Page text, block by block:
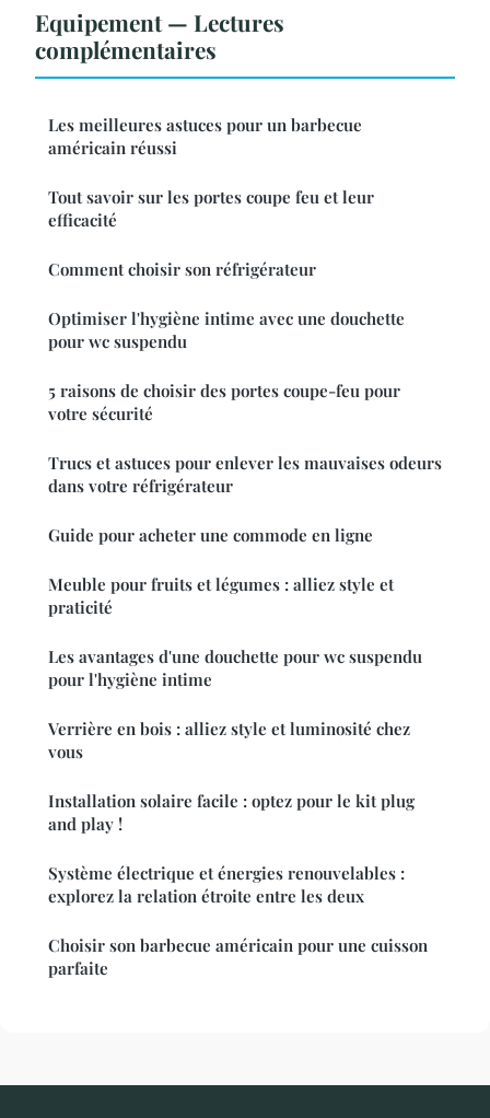
Equipement — Lectures
complémentaires
Les meilleures astuces pour un barbecue
américain réussi
Tout savoir sur les portes coupe feu et leur
efficacité
Comment choisir son réfrigérateur
Optimiser l'hygiène intime avec une douchette
pour wc suspendu
5 raisons de choisir des portes coupe-feu pour
votre sécurité
Trucs et astuces pour enlever les mauvaises odeurs
dans votre réfrigérateur
Guide pour acheter une commode en ligne
Meuble pour fruits et légumes : alliez style et
praticité
Les avantages d'une douchette pour wc suspendu
pour l'hygiène intime
Verrière en bois : alliez style et luminosité chez
vous
Installation solaire facile : optez pour le kit plug
and play !
Système électrique et énergies renouvelables :
explorez la relation étroite entre les deux
Choisir son barbecue américain pour une cuisson
parfaite